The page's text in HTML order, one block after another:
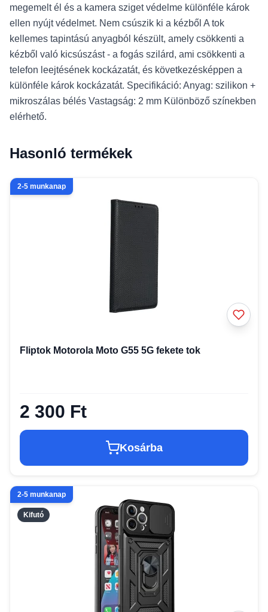
megemelt él és a kamera sziget védelme különféle károk
ellen nyújt védelmet. Nem csúszik ki a kézből A tok
kellemes tapintású anyagból készült, amely csökkenti a
kézből való kicsúszást - a fogás szilárd, ami csökkenti a
telefon leejtésének kockázatát, és következésképpen a
különféle károk kockázatát. Specifikáció: Anyag: szilikon +
mikroszálas bélés Vastagság: 2 mm Különböző színekben
elérhető.
Hasonló termékek
2-5 munkanap
Fliptok Motorola Moto G55 5G fekete tok
2 300 Ft
Kosárba
Kifutó
2-5 munkanap